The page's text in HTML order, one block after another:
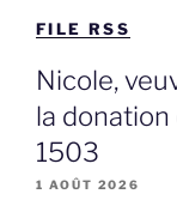
FILE RSS
Nicole,
la donation
1503
1 AOÛT 2026